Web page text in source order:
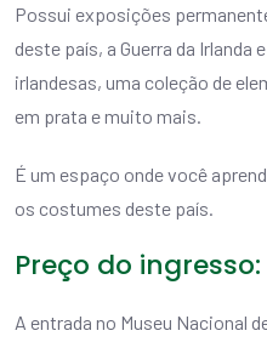
Possui exposições
deste país, a Guerra da
irlandesas, uma coleção de
em prata e muito mais.
É um espaço onde você
os costumes deste país.
Preço do ingresso:
A entrada no Museu Nacional